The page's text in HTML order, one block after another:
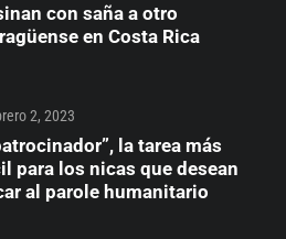
con saña a otro
en Costa Rica
2, 2023
la tarea más
para los nicas que desean
al parole humanitario